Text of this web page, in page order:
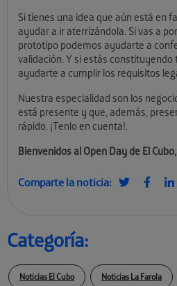
Si tienes una idea que aún está en
ayudar a ir aterrizándola. Si vas a
prototipo podemos ayudarte a
validación. Y si estás
ayudarte a cumplir los requisitos
Nuestra especialidad son los
está presente y que, además,
rápido. ¡Tenlo en cuenta!.
Bienvenidos al Open Day de El
Comparte la noticia:
Categoría:
Noticias El Cubo Noticias La Farola